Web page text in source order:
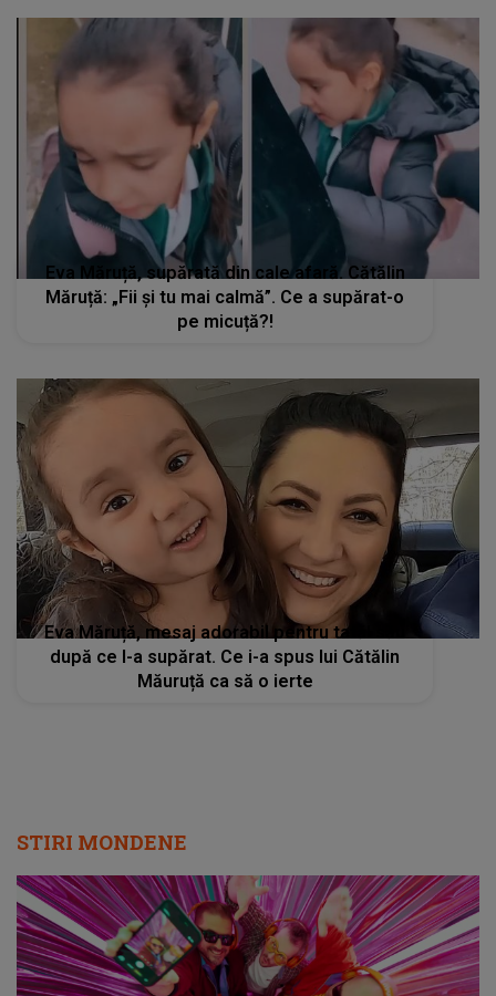
Eva Măruță, supărată din cale afară. Cătălin
Măruță: „Fii și tu mai calmă”. Ce a supărat-o
pe micuță?!
Eva Măruță, mesaj adorabil pentru tatăl său
după ce l-a supărat. Ce i-a spus lui Cătălin
Măuruță ca să o ierte
STIRI MONDENE